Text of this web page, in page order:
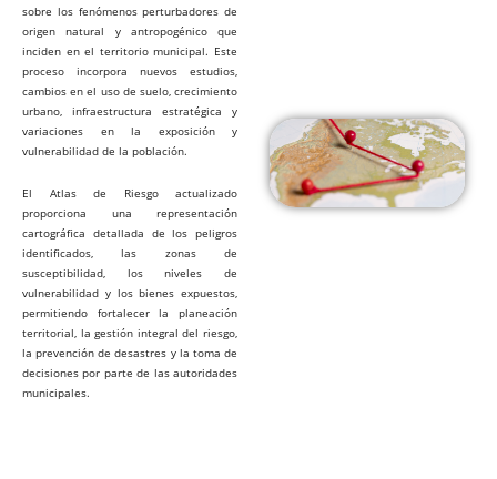
sobre los fenómenos perturbadores de
origen natural y antropogénico que
inciden en el territorio municipal. Este
proceso incorpora nuevos estudios,
cambios en el uso de suelo, crecimiento
urbano, infraestructura estratégica y
variaciones en la exposición y
vulnerabilidad de la población.
El Atlas de Riesgo actualizado
proporciona una representación
cartográfica detallada de los peligros
identificados, las zonas de
susceptibilidad, los niveles de
vulnerabilidad y los bienes expuestos,
permitiendo fortalecer la planeación
territorial, la gestión integral del riesgo,
la prevención de desastres y la toma de
decisiones por parte de las autoridades
municipales.